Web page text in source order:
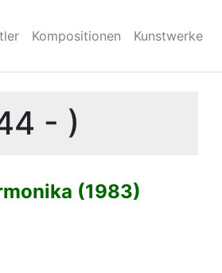
Kompositionen Kunstwerke
- )
(1983)